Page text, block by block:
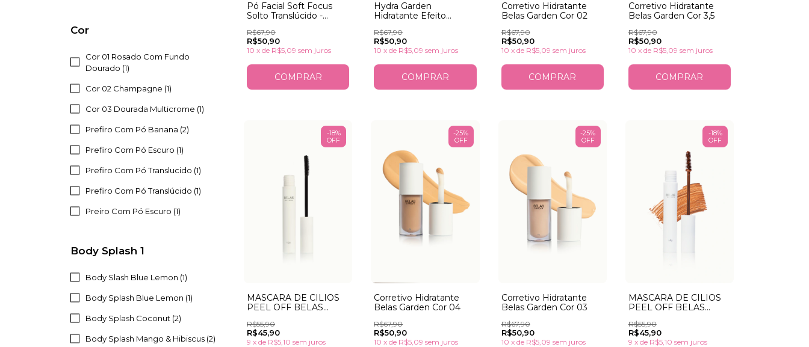
Cor
Cor 01 Rosado Com Fundo
Dourado (1)
Cor 02 Champagne (1)
Cor 03 Dourada Multicrome (1)
Prefiro Com Pó Banana (2)
Prefiro Com Pó Escuro (1)
Prefiro Com Pó Translucido (1)
Prefiro Com Pó Translúcido (1)
Preiro Com Pó Escuro (1)
Body Splash 1
Body Slash Blue Lemon (1)
Body Splash Blue Lemon (1)
Body Splash Coconut (2)
Body Splash Mango & Hibiscus (2)
Pó Facial Soft Focus
Solto Translúcido -
R$67,90
R$50,90
10 x de R$5,09 sem juros
Hydra Garden
Hidratante Efeito
R$67,90
R$50,90
10 xde R$5,09 sem juros
Corretivo Hidratante
Belas Garden Cor 02
R$67,90
R$50,90
10 x de R$5,09 sem juros
Corretivo Hidratante
Belas Garden Cor 3,5
R$67,90
R$50,90
10 x de R$5,09 sem juros
MASCARA DE CILIOS
PEEL OFF BELAS
R$55,90
R$45,90
-18%
OFF
9 x de R$5,10 sem juros
Corretivo Hidratante
Belas Garden Cor 04
R$67,90
R$50,90
-25%
OFF
10 xde R$5,09 sem juros
Corretivo Hidratante
Belas Garden Cor 03
R$67,90
R$50,90
-25%
OFF
10 x de R$5,09 sem juros
MASCARA DE CILIOS
PEEL OFF BELAS
aplicador de nylon
R$55,90
R$45,90
-18%
OFF
9 x de R$5,10 sem juros